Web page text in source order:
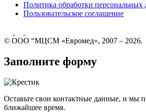
Политика обработки персональных
Пользовательское соглашение
© ООО “МЦСМ «Евромед», 2007 – 2026.
Заполните форму
Оставьте свои контактные данные, и мы
ближайшее время.